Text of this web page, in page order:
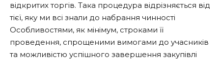
відкритих торгів. Така процедура відрізняється від
тієї, яку ми всі знали до набрання чинності
Особливостями, як мінімум, строками її
проведення, спрощеними вимогами до учасників
та можливістю успішного завершення закупівлі